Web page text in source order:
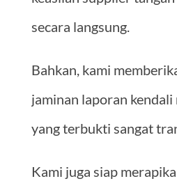
secara langsung.
Bahkan, kami
jaminan laporan kendali
yang terbukti sangat
Kami juga siap